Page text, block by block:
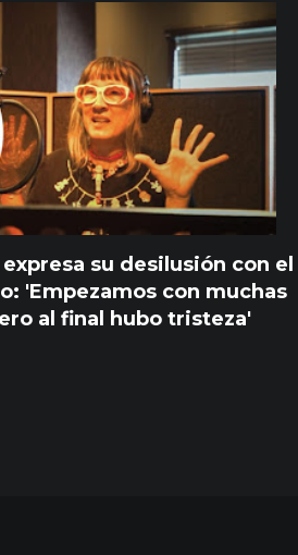
su desilusión con el
'Empezamos con muchas
al final hubo tristeza'